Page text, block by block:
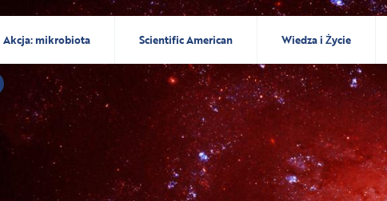
Akcja: mikrobiota Scientific American Wiedza i Życie